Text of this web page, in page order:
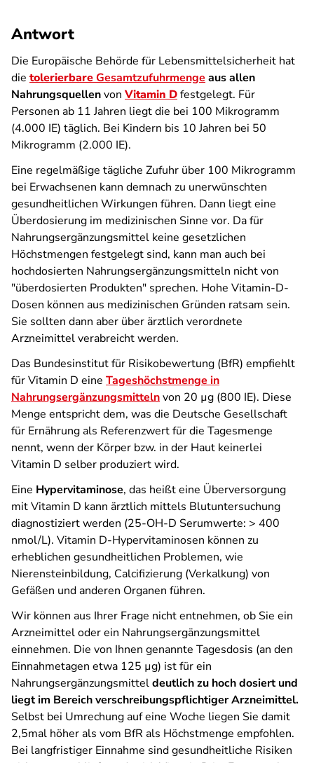
Antwort
Die Europäische Behörde für Lebensmittelsicherheit hat
die tolerierbareGesamtzufuhrmenge aus allen
Nahrungsquellenvon Vitamin Dfestgelegt. Für
Personen ab 11 Jahren liegt die bei 100 Mikrogramm
(4.000 IE) täglich. Bei Kindern bis 10 Jahren bei 50
Mikrogramm (2.000 IE).
Eine regelmäßige tägliche Zufuhr über 100 Mikrogramm
bei Erwachsenen kann demnach zu unerwünschten
gesundheitlichen Wirkungen führen. Dann liegt eine
Überdosierung im medizinischen Sinne vor. Da für
Nahrungsergänzungsmittel keine gesetzlichen
Höchstmengen festgelegt sind, kann man auch bei
hochdosierten Nahrungsergänzungsmitteln nicht von
"überdosierten Produkten" sprechen. Hohe Vitamin-D-
Dosen können aus medizinischen Gründen ratsam sein.
Sie sollten dann aber über ärztlich verordnete
Arzneimittel verabreicht werden.
Das Bundesinstitut für Risikobewertung (BfR) empfiehlt
für Vitamin D eine Tageshöchstmenge in
Nahrungsergänzungsmittelnvon 20 µg (800 IE). Diese
Menge entspricht dem, was die Deutsche Gesellschaft
für Ernährung als Referenzwert für die Tagesmenge
nennt, wenn der Körper bzw. in der Haut keinerlei
Vitamin D selber produziert wird.
Eine Hypervitaminose, das heißt eine Überversorgung
mit Vitamin D kann ärztlich mittels Blutuntersuchung
diagnostiziert werden (25-OH-D Serumwerte: > 400
nmol/L). Vitamin D-Hypervitaminosen können zu
erheblichen gesundheitlichen Problemen, wie
Nierensteinbildung, Calcifizierung (Verkalkung) von
Gefäßen und anderen Organen führen.
Wir können aus Ihrer Frage nicht entnehmen, ob Sie ein
Arzneimittel oder ein Nahrungsergänzungsmittel
einnehmen. Die von Ihnen genannte Tagesdosis (an den
Einnahmetagen etwa 125 µg) ist für ein
Nahrungsergänzungsmitteldeutlich zu hoch dosiert und
liegt im Bereich verschreibungspflichtiger Arzneimittel.
Selbst bei Umrechung auf eine Woche liegen Sie damit
2,5mal höher als vom BfR als Höchstmenge empfohlen.
Bei langfristiger Einnahme sind gesundheitliche Risiken